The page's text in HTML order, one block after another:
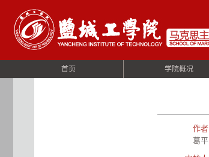
首页 学院概况
作者
葛平